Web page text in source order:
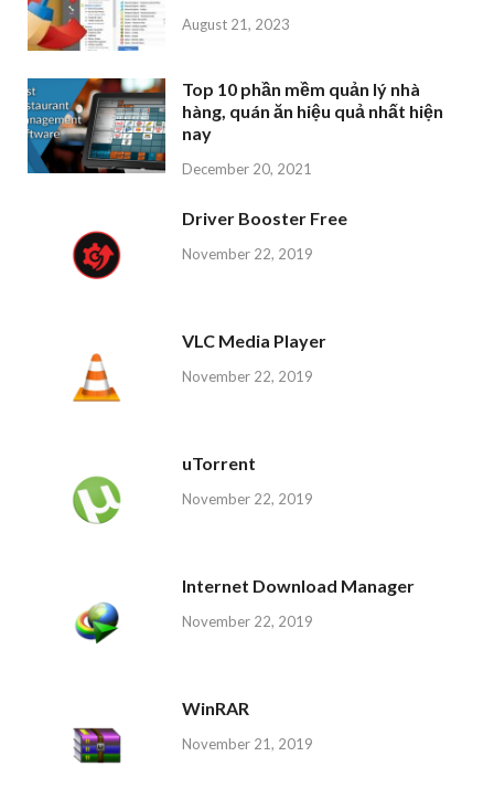
August 21, 2023
Top 10 phần mềm quản lý nhà
hàng, quán ăn hiệu quả nhất hiện
nay
December 20, 2021
Driver Booster Free
November 22, 2019
VLC Media Player
November 22, 2019
uTorrent
November 22, 2019
Internet Download Manager
November 22, 2019
WinRAR
November 21, 2019